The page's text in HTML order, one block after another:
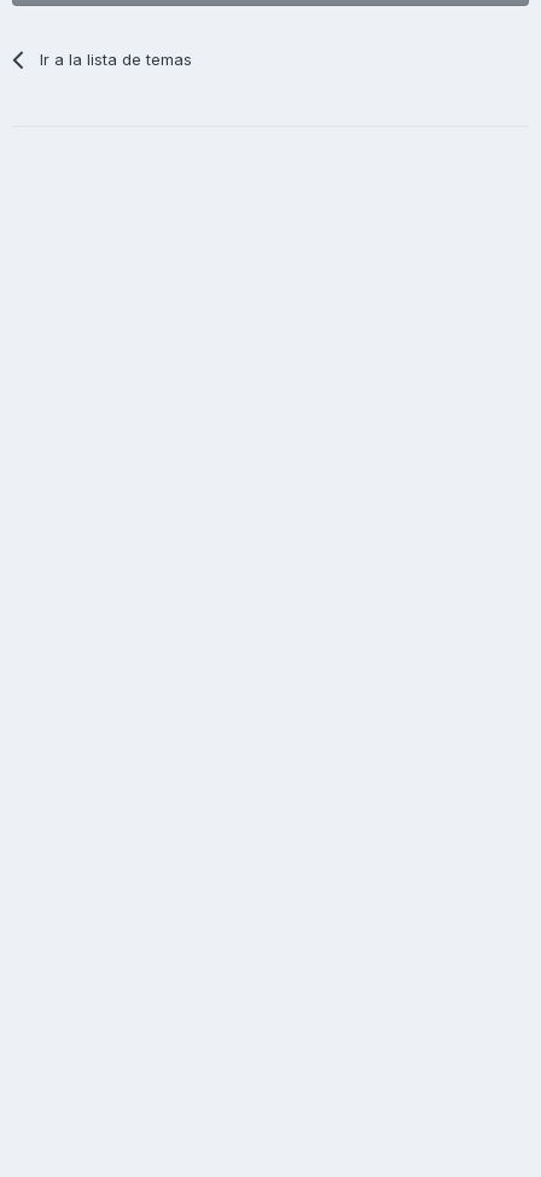
Ir a la lista de temas